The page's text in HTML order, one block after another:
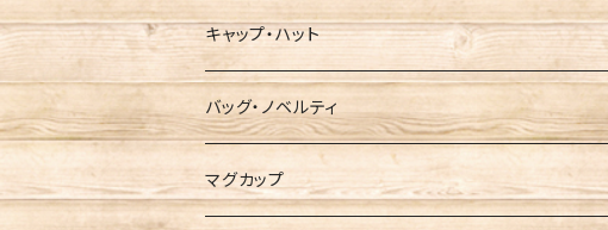
キャップ・ハット
バッグ・ノベルティ
マグカップ